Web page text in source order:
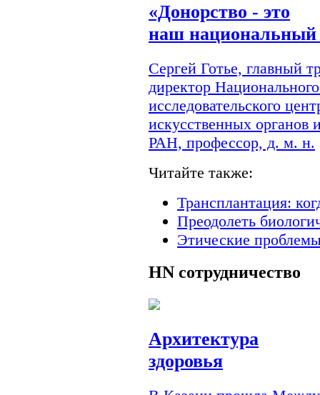
«Донорство - это
наш национальный
Сергей Готье, главный
директор
исследовательского
искусственных
РАН, профессор, д. м. н.
Читайте также:
Трансплантация:
Преодолеть
Этические
HN сотрудничество
Архитектура
здоровья